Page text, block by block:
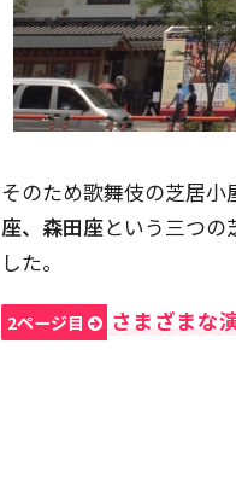
そのため歌舞伎の芝居小
座、森田座という三つの
した。
2ページ目 さまざまな